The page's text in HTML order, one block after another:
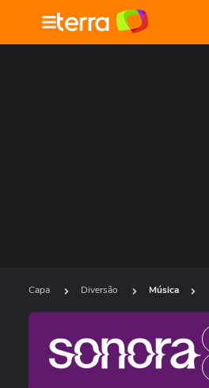
Capa Diversão Música